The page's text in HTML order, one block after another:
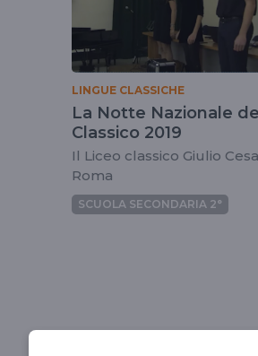
LINGUE CLASSICHE
La Notte Nazionale
Classico 2019
Il Liceo classico Giulio
Roma
SCUOLA SECONDARIA 2°